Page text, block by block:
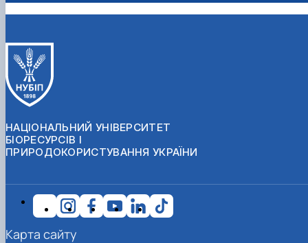
НАЦІОНАЛЬНИЙ УНІВЕРСИТЕТ
БІОРЕСУРСІВ І
ПРИРОДОКОРИСТУВАННЯ УКРАЇНИ
Карта сайту